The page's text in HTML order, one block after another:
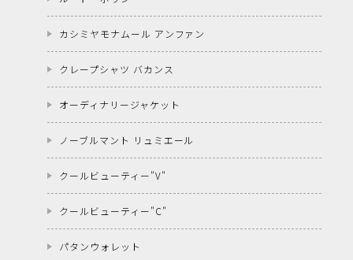
カシミヤモナムール アンファン
クレープシャツ バカンス
オーディナリージャケット
ノーブルマント リュミエール
クールビューティー"V"
クールビューティー"C"
パタンウォレット